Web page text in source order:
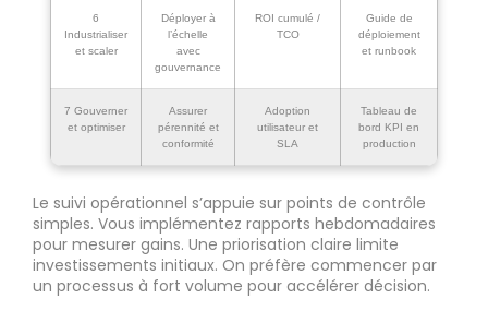
6
Industrialiser
et scaler
Déployer à
l’échelle
avec
gouvernance
ROI cumulé /
TCO
Guide de
déploiement
et runbook
7 Gouverner
et optimiser
Assurer
pérennité et
conformité
Adoption
utilisateur et
SLA
Tableau de
bord KPI en
production
Le suivi opérationnel s’appuie sur points de contrôle
simples. Vous implémentez rapports hebdomadaires
pour mesurer gains. Une priorisation claire limite
investissements initiaux. On préfère commencer par
un processus à fort volume pour accélérer décision.